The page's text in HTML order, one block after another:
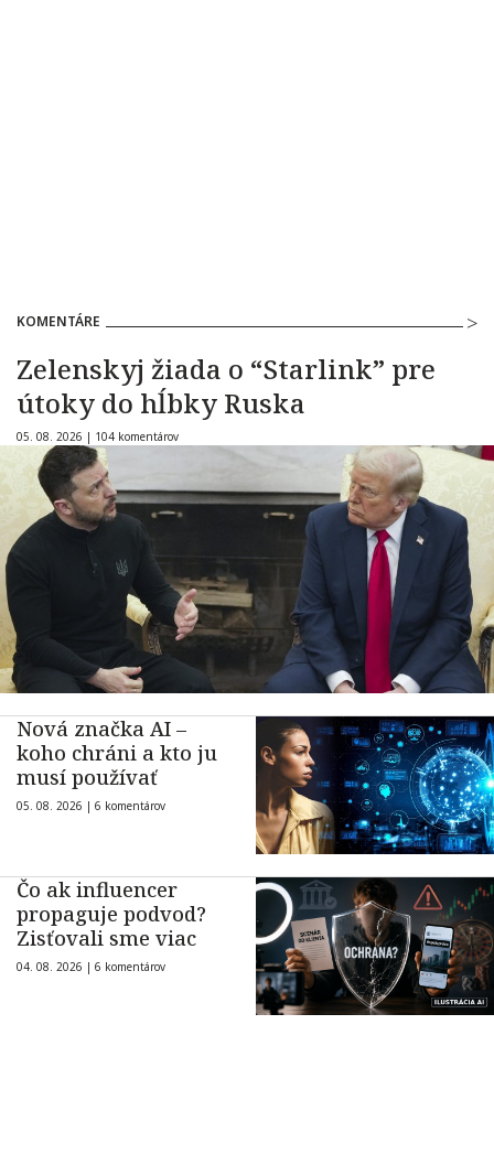
KOMENTÁRE
Zelenskyj žiada o “Starlink” pre
útoky do hĺbky Ruska
05. 08. 2026 | 104 komentárov
Nová značka AI –
koho chráni a kto ju
musí používať
05. 08. 2026 | 6 komentárov
Čo ak influencer
propaguje podvod?
Zisťovali sme viac
04. 08. 2026 | 6 komentárov